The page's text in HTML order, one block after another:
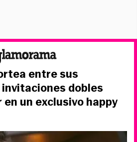
entre sus
dobles
un exclusivo happy